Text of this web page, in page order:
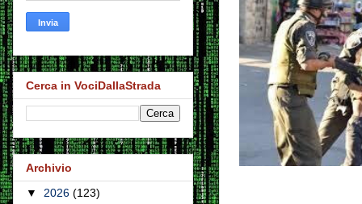
Cerca in VociDallaStrada
Archivio
▼ 2026 (123)